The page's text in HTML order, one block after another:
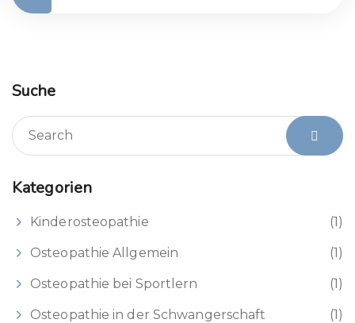
Suche
Kategorien
Kinderosteopathie (1)
Osteopathie Allgemein (1)
Osteopathie bei Sportlern (1)
Osteopathie in der Schwangerschaft (1)